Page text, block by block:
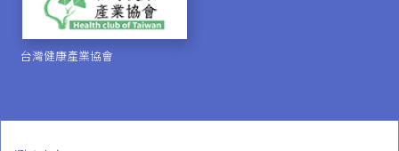
台灣健康產業協會